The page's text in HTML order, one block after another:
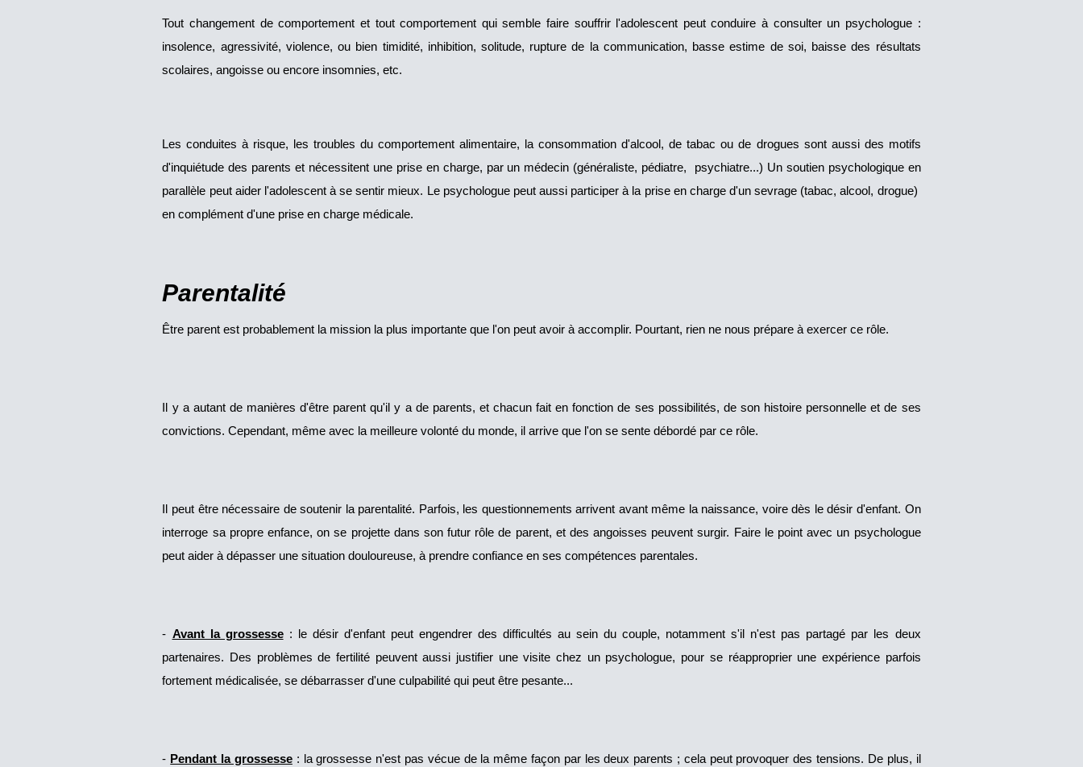
Tout changement de comportement et tout comportement qui semble faire souffrir l'adolescent peut conduire à consulter un psychologue :
insolence, agressivité, violence, ou bien timidité, inhibition, solitude, rupture de la communication, basse estime de soi, baisse des résultats
scolaires, angoisse ou encore insomnies, etc.
Les conduites à risque, les troubles du comportement alimentaire, la consommation d'alcool, de tabac ou de drogues sont aussi des motifs
d'inquiétude des parents et nécessitent une prise en charge, par un médecin (généraliste, pédiatre, psychiatre...) Un soutien psychologique en
parallèle peut aider l'adolescent à se sentir mieux. Le psychologue peut aussi participer à la prise en charge d'un sevrage (tabac, alcool, drogue)
en complément d'une prise en charge médicale.
Parentalité
Être parent est probablement la mission la plus importante que l'on peut avoir à accomplir. Pourtant, rien ne nous prépare à exercer ce rôle.
Il y a autant de manières d'être parent qu'il y a de parents, et chacun fait en fonction de ses possibilités, de son histoire personnelle et de ses
convictions. Cependant, même avec la meilleure volonté du monde, il arrive que l'on se sente débordé par ce rôle.
Il peut être nécessaire de soutenir la parentalité. Parfois, les questionnements arrivent avant même la naissance, voire dès le désir d'enfant. On
interroge sa propre enfance, on se projette dans son futur rôle de parent, et des angoisses peuvent surgir. Faire le point avec un psychologue
peut aider à dépasser une situation douloureuse, à prendre confiance en ses compétences parentales.
- Avant la grossesse: le désir d'enfant peut engendrer des difficultés au sein du couple, notamment s'il n'est pas partagé par les deux
partenaires. Des problèmes de fertilité peuvent aussi justifier une visite chez un psychologue, pour se réapproprier une expérience parfois
fortement médicalisée, se débarrasser d'une culpabilité qui peut être pesante...
- Pendant la grossesse: la grossesse n'est pas vécue de la même façon par les deux parents ; cela peut provoquer des tensions. De plus, il